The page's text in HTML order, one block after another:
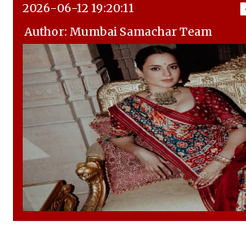
2026-06-12 19:20:11
Author: Mumbai Samachar Team